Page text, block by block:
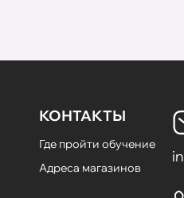
КОНТАКТЫ
Где пройти обучение
Адреса магазинов